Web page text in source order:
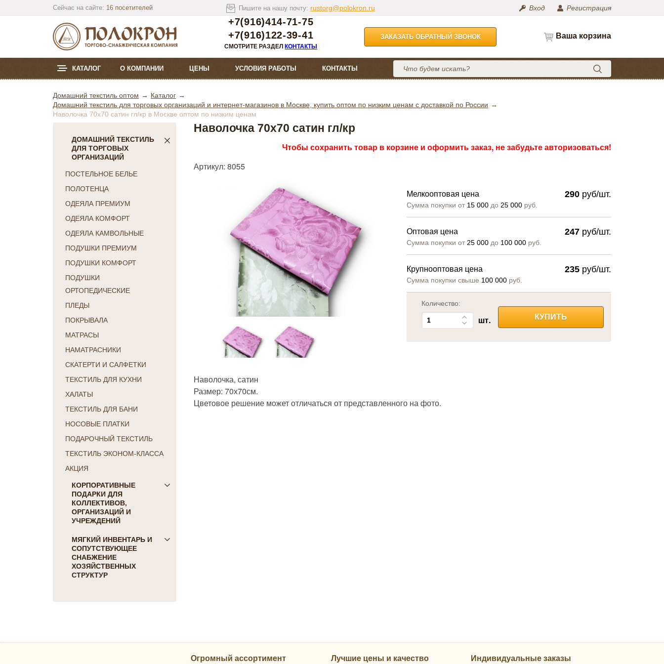
Сейчас на сайте: 16 посетителей Пишите на нашу почту: rustorg@polokron.ru Вход Регистрация
+7(916)414-71-75
+7(916)122-39-41
СМОТРИТЕ РАЗДЕЛКОНТАКТЫ
ЗАКАЗАТЬ ОБРАТНЫЙ ЗВОНОК Ваша корзина
КАТАЛОГ О КОМПАНИИ ЦЕНЫ УСЛОВИЯ РАБОТЫ КОНТАКТЫ
Домашний текстиль оптом
Каталог
Домашний текстиль для торговых организаций и интернет-магазинов в Москве, купить оптом по низким ценам с доставкой по России
Наволочка 70х70 сатин гл/кр в Москве оптом по низким ценам
ДОМАШНИЙ ТЕКСТИЛЬ
ДЛЯ ТОРГОВЫХ
ОРГАНИЗАЦИЙ
ПОСТЕЛЬНОЕ БЕЛЬЕ
ПОЛОТЕНЦА
ОДЕЯЛА ПРЕМИУМ
ОДЕЯЛА КОМФОРТ
ОДЕЯЛА КАМВОЛЬНЫЕ
ПОДУШКИ ПРЕМИУМ
ПОДУШКИ КОМФОРТ
ПОДУШКИ
ОРТОПЕДИЧЕСКИЕ
ПЛЕДЫ
ПОКРЫВАЛА
МАТРАСЫ
НАМАТРАСНИКИ
СКАТЕРТИ И САЛФЕТКИ
ТЕКСТИЛЬ ДЛЯ КУХНИ
ХАЛАТЫ
ТЕКСТИЛЬ ДЛЯ БАНИ
НОСОВЫЕ ПЛАТКИ
ПОДАРОЧНЫЙ ТЕКСТИЛЬ
ТЕКСТИЛЬ ЭКОНОМ-КЛАССА
АКЦИЯ
КОРПОРАТИВНЫЕ
ПОДАРКИ ДЛЯ
КОЛЛЕКТИВОВ,
ОРГАНИЗАЦИЙ И
УЧРЕЖДЕНИЙ
ПОДАРКИ ДЛЯ КОГО:
Женщинам
Коллегам
Мужчинам
День Победы
МЯГКИЙ ИНВЕНТАРЬ И
СОПУТСТВУЮЩЕЕ
СНАБЖЕНИЕ
ХОЗЯЙСТВЕННЫХ
СТРУКТУР
Наволочка 70х70 сатин гл/кр
Чтобы сохранить товар в корзине и оформить заказ, не забудьте авторизоваться!
Артикул: 8055
Мелкооптовая цена
Сумма покупки от 15 000до 25 000руб.
290 руб/шт.
Оптовая цена
Сумма покупки от 25 000до 100 000руб.
247 руб/шт.
Крупнооптовая цена
Сумма покупки свыше 100 000руб.
235 руб/шт.
Количество:
шт. КУПИТЬ
Наволочка, сатин
Размер: 70х70см.
Цветовое решение может отличаться от представленного на фото.
Огромный ассортимент Лучшие цены и качество Индивидуальные заказы